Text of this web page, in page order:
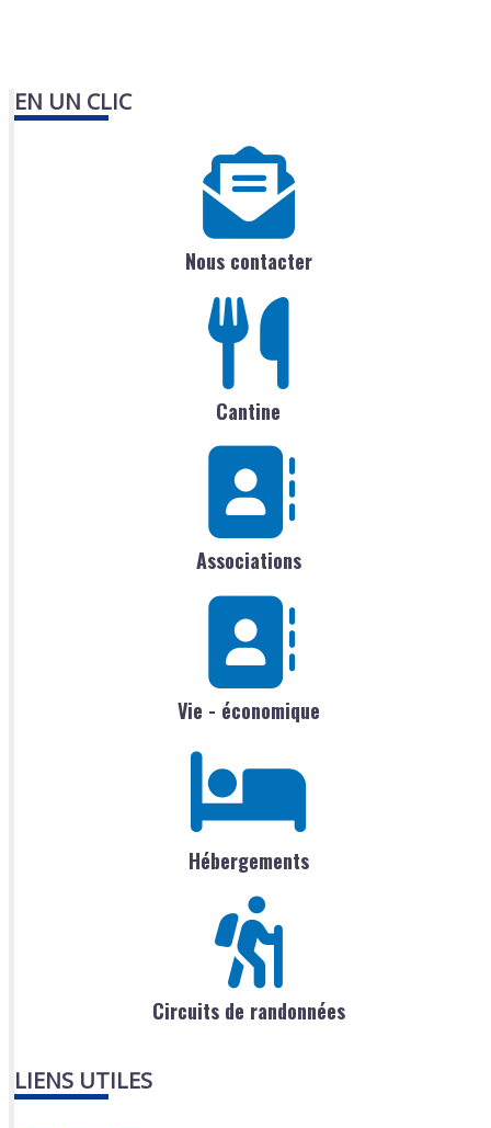
EN UN CLIC
Nous contacter
Cantine
Associations
Vie - économique
Hébergements
Circuits de randonnées
LIENS UTILES